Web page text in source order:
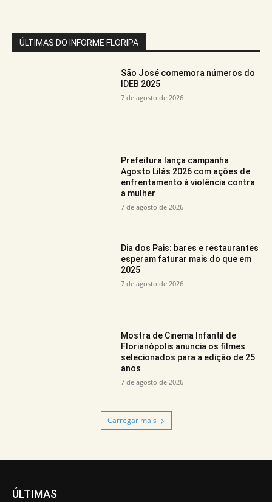
ÚLTIMAS DO INFORME FLORIPA
São José comemora números do
IDEB 2025
7 de agosto de 2026
Prefeitura lança campanha
Agosto Lilás 2026 com ações de
enfrentamento à violência contra
a mulher
7 de agosto de 2026
Dia dos Pais: bares e restaurantes
esperam faturar mais do que em
2025
7 de agosto de 2026
Mostra de Cinema Infantil de
Florianópolis anuncia os filmes
selecionados para a edição de 25
anos
7 de agosto de 2026
Carregar mais
ÚLTIMAS